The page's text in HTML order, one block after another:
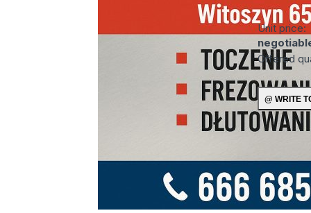
Unit price:
Offered